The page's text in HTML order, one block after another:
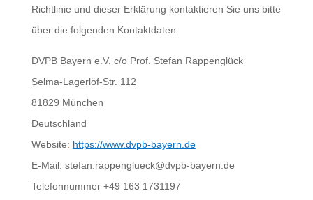
Richtlinie und dieser Erklärung kontaktieren Sie uns bitte
über die folgenden Kontaktdaten:
DVPB Bayern e.V. c/o Prof. Stefan Rappenglück
Selma-Lagerlöf-Str. 112
81829 München
Deutschland
Website: https://www.dvpb-bayern.de
E-Mail: stefan.rappenglueck@dvpb-bayern.de
Telefonnummer +49 163 1731197